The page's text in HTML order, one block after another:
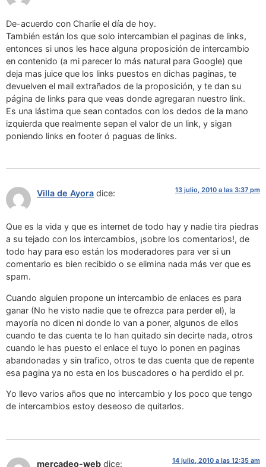
De-acuerdo con Charlie el día de hoy.
También están los que solo intercambian el paginas de links,
entonces si unos les hace alguna proposición de intercambio
en contenido (a mi parecer lo más natural para Google) que
deja mas juice que los links puestos en dichas paginas, te
devuelven el mail extrañados de la proposición, y te dan su
página de links para que veas donde agregaran nuestro link.
Es una lástima que sean contados con los dedos de la mano
izquierda que realmente sepan el valor de un link, y sigan
poniendo links en footer ó paguas de links.
Villa de Ayora dice: 13 julio, 2010 a las 3:37 pm
Que es la vida y que es internet de todo hay y nadie tira piedras
a su tejado con los intercambios, ¡sobre los comentarios!, de
todo hay para eso están los moderadores para ver si un
comentario es bien recibido o se elimina nada más ver que es
spam.
Cuando alguien propone un intercambio de enlaces es para
ganar (No he visto nadie que te ofrezca para perder el), la
mayoría no dicen ni donde lo van a poner, algunos de ellos
cuando te das cuenta te lo han quitado sin decirte nada, otros
cuando le has puesto el enlace el tuyo lo ponen en paginas
abandonadas y sin trafico, otros te das cuenta que de repente
esa pagina ya no esta en los buscadores o ha perdido el pr.
Yo llevo varios años que no intercambio y los poco que tengo
de intercambios estoy deseoso de quitarlos.
mercadeo-web dice: 14 julio, 2010 a las 12:35 am